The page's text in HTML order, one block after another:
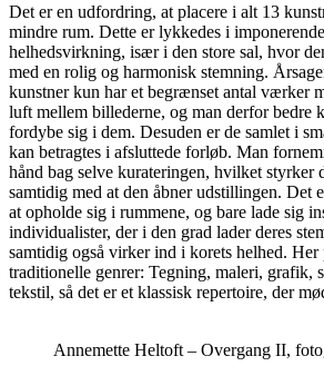
Det er en udfordring, at placere i alt 13
mindre rum. Dette er lykkedes i
helhedsvirkning, især i den store sal, hvor
med en rolig og harmonisk stemning.
kunstner kun har et begrænset antal værker
luft mellem billederne, og man derfor bedre
fordybe sig i dem. Desuden er de samlet i
kan betragtes i afsluttede forløb. Man
hånd bag selve kurateringen, hvilket styrker
samtidig med at den åbner udstillingen. Det
at opholde sig i rummene, og bare lade sig
individualister, der i den grad lader deres
samtidig også virker ind i korets helhed. Her
traditionelle genrer: Tegning, maleri, grafik,
tekstil, så det er et klassisk repertoire, der
Annemette Heltoft – Overgang II,